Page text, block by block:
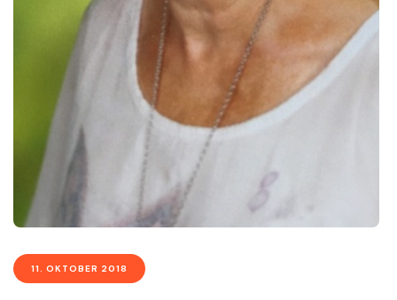
11. OKTOBER 2018